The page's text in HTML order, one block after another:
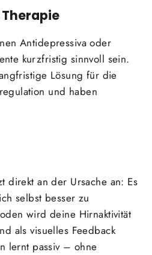
Antidepressiva oder
kurzfristig sinnvoll sein.
Lösung für die
und haben
direkt an der Ursache an: Es
selbst besser zu
wird deine Hirnaktivität
als visuelles Feedback
lernt passiv – ohne